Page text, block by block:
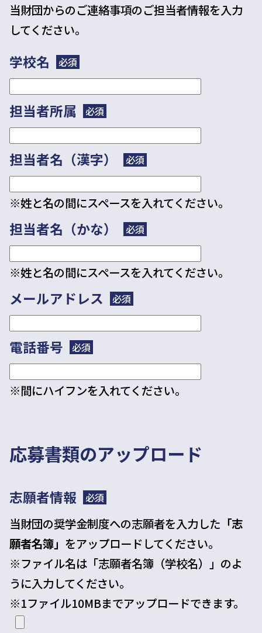
当財団からのご連絡事項のご担当者情報を入力
してください。
学校名 必須
担当者所属 必須
担当者名（漢字） 必須
※姓と名の間にスペースを入れてください。
担当者名（かな） 必須
※姓と名の間にスペースを入れてください。
メールアドレス 必須
電話番号 必須
※間にハイフンを入れてください。
応募書類のアップロード
志願者情報 必須
当財団の奨学金制度への志願者を入力した 「志
願者名簿」 をアップロードしてください。
※ファイル名は「志願者名簿（学校名）」のよ
うに入力してください。
※1ファイル10MBまでアップロードできます。